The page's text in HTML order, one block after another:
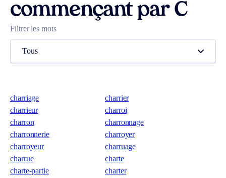
commençant par C
Filtrer les mots
Tous
charriage
charrier
charrieur
charroi
charron
charronnage
charronnerie
charroyer
charroyeur
charruage
charrue
charte
charte-partie
charter